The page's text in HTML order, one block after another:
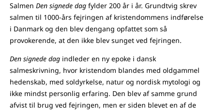
Salmen Den signede dag fylder 200 år i år. Grundtvig skrev
salmen til 1000-års fejringen af kristendommens indførelse
i Danmark og den blev dengang opfattet som så
provokerende, at den ikke blev sunget ved fejringen.
Den signede dag indleder en ny epoke i dansk
salmeskrivning, hvor kristendom blandes med oldgammel
hedenskab, med soldyrkelse, natur og nordisk mytologi og
ikke mindst personlig erfaring. Den blev af samme grund
afvist til brug ved fejringen, men er siden blevet en af de